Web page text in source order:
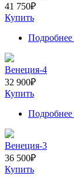
41 750₽
Купить
Подробнее
Венеция-4
32 900₽
Купить
Подробнее
Венеция-3
36 500₽
Купить